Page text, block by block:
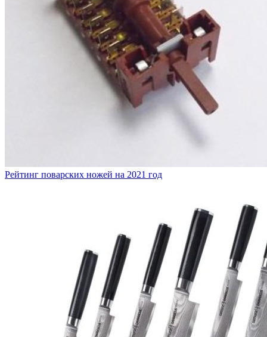
Рейтинг поварских ножей на 2021 год